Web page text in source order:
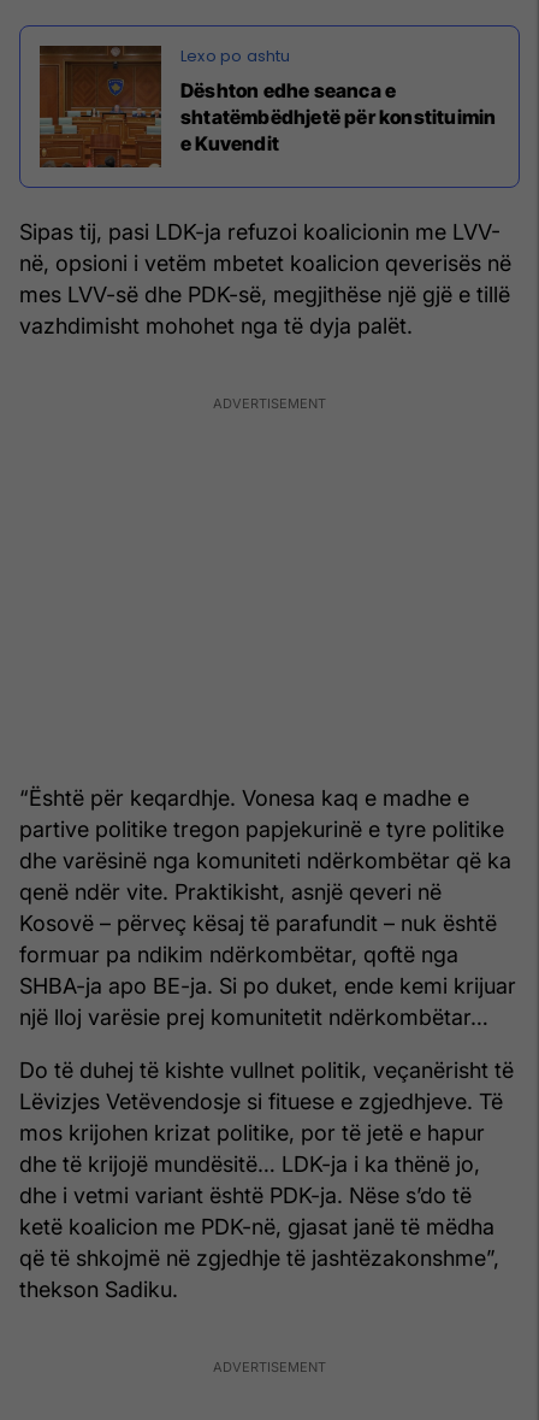
Dështon edhe seanca e
shtatëmbëdhjetë për konstituimin
e Kuvendit
Sipas tij, pasi LDK-ja refuzoi koalicionin me LVV-
në, opsioni i vetëm mbetet koalicion qeverisës në
mes LVV-së dhe PDK-së, megjithëse një gjë e tillë
vazhdimisht mohohet nga të dyja palët.
“Është për keqardhje. Vonesa kaq e madhe e
partive politike tregon papjekurinë e tyre politike
dhe varësinë nga komuniteti ndërkombëtar që ka
qenë ndër vite. Praktikisht, asnjë qeveri në
Kosovë – përveç kësaj të parafundit – nuk është
formuar pa ndikim ndërkombëtar, qoftë nga
SHBA-ja apo BE-ja. Si po duket, ende kemi krijuar
një lloj varësie prej komunitetit ndërkombëtar…
Do të duhej të kishte vullnet politik, veçanërisht të
Lëvizjes Vetëvendosje si fituese e zgjedhjeve. Të
mos krijohen krizat politike, por të jetë e hapur
dhe të krijojë mundësitë… LDK-ja i ka thënë jo,
dhe i vetmi variant është PDK-ja. Nëse s’do të
ketë koalicion me PDK-në, gjasat janë të mëdha
që të shkojmë në zgjedhje të jashtëzakonshme”,
thekson Sadiku.